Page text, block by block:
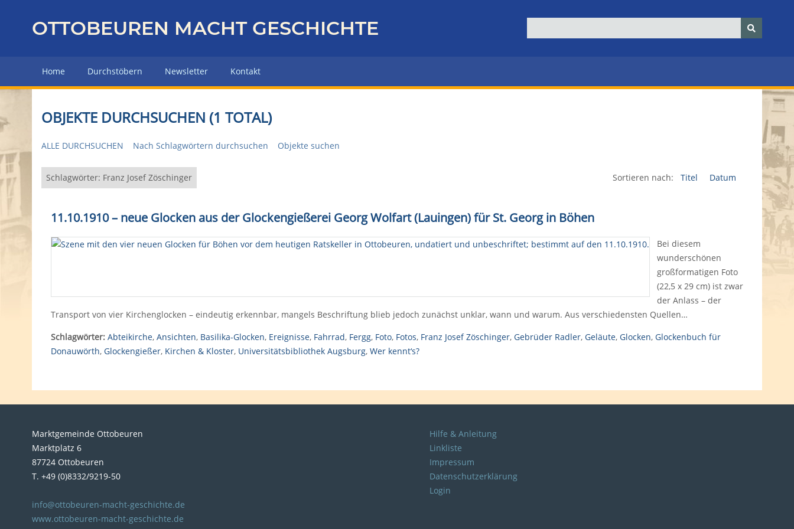
z
r
H
u
p
e
OTTOBEUREN MACHT GESCHICHTE
Home Durchstöbern Newsletter Kontakt
OBJEKTE DURCHSUCHEN (1 TOTAL)
ALLE DURCHSUCHEN Nach Schlagwörtern durchsuchen Objekte suchen
Schlagwörter: Franz Josef Zöschinger Sortieren nach: Titel Datum
11.10.1910 – neue Glocken aus der Glockengießerei Georg Wolfart (Lauingen) für St. Georg in Böhen
Bei diesem
wunderschönen
großformatigen Foto
(22,5 x 29 cm) ist zwar
der Anlass – der
Transport von vier Kirchenglocken – eindeutig erkennbar, mangels Beschriftung blieb jedoch zunächst unklar, wann und warum. Aus verschiedensten Quellen…
Schlagwörter: Abteikirche, Ansichten, Basilika-Glocken, Ereignisse, Fahrrad, Fergg, Foto, Fotos, Franz Josef Zöschinger, Gebrüder Radler, Geläute, Glocken, Glockenbuch für
Donauwörth, Glockengießer, Kirchen & Kloster, Universitätsbibliothek Augsburg, Wer kennt‘s?
Marktgemeinde Ottobeuren
Marktplatz 6
87724 Ottobeuren
T. +49 (0)8332/9219-50
info@ottobeuren-macht-geschichte.de
www.ottobeuren-macht-geschichte.de
Hilfe & Anleitung
Linkliste
Impressum
Datenschutzerklärung
Login